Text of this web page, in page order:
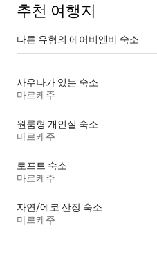
추천 여행지
다른 유형의 에어비앤비 숙소
사우나가 있는 숙소
마르케주
원룸형 개인실 숙소
마르케주
로프트 숙소
마르케주
자연/에코 산장 숙소
마르케주